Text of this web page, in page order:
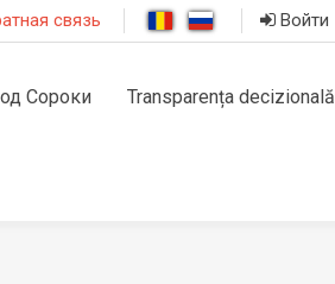
связь Войти
Сороки Transparența decizională